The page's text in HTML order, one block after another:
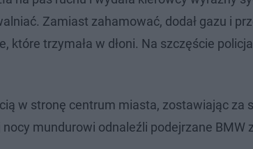
Zamiast zahamować, dodał gazu i
które trzymała w dłoni. Na szczęście
w stronę centrum miasta, zostawiając za
mundurowi odnaleźli podejrzane BMW